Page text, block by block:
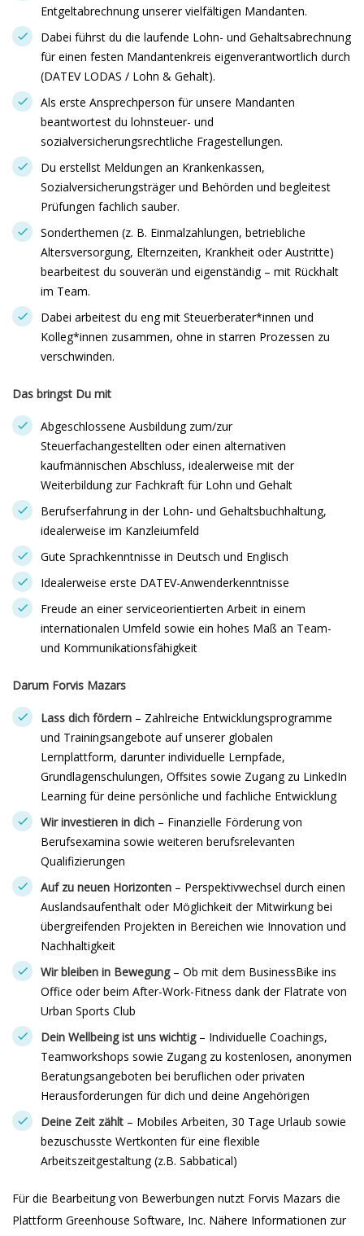
Entgeltabrechnung unserer vielfältigen Mandanten.
Dabei führst du die laufende Lohn- und Gehaltsabrechnung
für einen festen Mandantenkreis eigenverantwortlich durch
(DATEV LODAS / Lohn & Gehalt).
Als erste Ansprechperson für unsere Mandanten
beantwortest du lohnsteuer- und
sozialversicherungsrechtliche Fragestellungen.
Du erstellst Meldungen an Krankenkassen,
Sozialversicherungsträger und Behörden und begleitest
Prüfungen fachlich sauber.
Sonderthemen (z. B. Einmalzahlungen, betriebliche
Altersversorgung, Elternzeiten, Krankheit oder Austritte)
bearbeitest du souverän und eigenständig – mit Rückhalt
im Team.
Dabei arbeitest du eng mit Steuerberater*innen und
Kolleg*innen zusammen, ohne in starren Prozessen zu
verschwinden.
Das bringst Du mit
Abgeschlossene Ausbildung zum/zur
Steuerfachangestellten oder einen alternativen
kaufmännischen Abschluss, idealerweise mit der
Weiterbildung zur Fachkraft für Lohn und Gehalt
Berufserfahrung in der Lohn- und Gehaltsbuchhaltung,
idealerweise im Kanzleiumfeld
Gute Sprachkenntnisse in Deutsch und Englisch
Idealerweise erste DATEV-Anwenderkenntnisse
Freude an einer serviceorientierten Arbeit in einem
internationalen Umfeld sowie ein hohes Maß an Team-
und Kommunikationsfähigkeit
Darum Forvis Mazars
Lass dich fördern – Zahlreiche Entwicklungsprogramme
und Trainingsangebote auf unserer globalen
Lernplattform, darunter individuelle Lernpfade,
Grundlagenschulungen, Offsites sowie Zugang zu LinkedIn
Learning für deine persönliche und fachliche Entwicklung
Wir investieren in dich – Finanzielle Förderung von
Berufsexamina sowie weiteren berufsrelevanten
Qualifizierungen
Auf zu neuen Horizonten – Perspektivwechsel durch einen
Auslandsaufenthalt oder Möglichkeit der Mitwirkung bei
übergreifenden Projekten in Bereichen wie Innovation und
Nachhaltigkeit
Wir bleiben in Bewegung– Ob mit dem BusinessBike ins
Office oder beim After-Work-Fitness dank der Flatrate von
Urban Sports Club
Dein Wellbeing ist uns wichtig – Individuelle Coachings,
Teamworkshops sowie Zugang zu kostenlosen, anonymen
Beratungsangeboten bei beruflichen oder privaten
Herausforderungen für dich und deine Angehörigen
Deine Zeit zählt – Mobiles Arbeiten, 30 Tage Urlaub sowie
bezuschusste Wertkonten für eine flexible
Arbeitszeitgestaltung (z.B. Sabbatical)
Für die Bearbeitung von Bewerbungen nutzt Forvis Mazars die
Plattform Greenhouse Software, Inc. Nähere Informationen zur